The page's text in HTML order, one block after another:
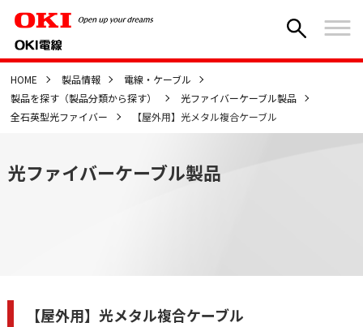
HOME 製品情報
電線・ケーブル
製品を探す（製品分類から探す）
光ファイバーケーブル製品
全石英型光ファイバー
【屋外用】光メタル複合ケーブル
光ファイバーケーブル製品
【屋外用】光メタル複合ケーブル